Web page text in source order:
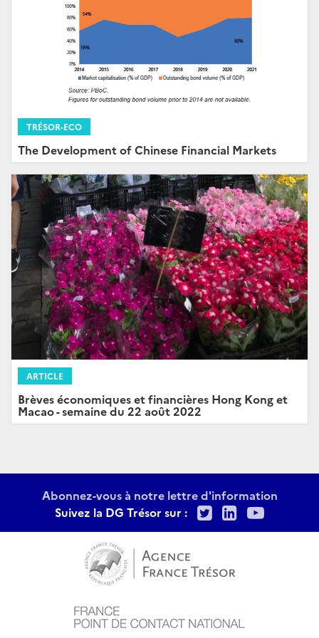
TRÉSOR-ECO
The Development of Chinese Financial Markets
ARTICLE
Brèves économiques et financières Hong Kong et
Macao - semaine du 22 août 2022
Abonnez-vous à notre lettre d'information
Suivez la DG Trésor sur :
TwitterLinkedIn